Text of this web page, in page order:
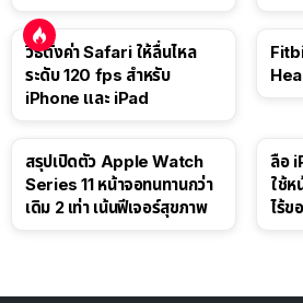
วิธีตั้งค่า Safari ให้ลื่นไหล
ระดับ 120 fps สำหรับ
iPhone และ iPad
สรุปเปิดตัว Apple Watch
Series 11 หน้าจอทนทานกว่า
เดิม 2 เท่า เน้นฟีเจอร์สุขภาพ
ลือ
ใช้ห
ไร้ข